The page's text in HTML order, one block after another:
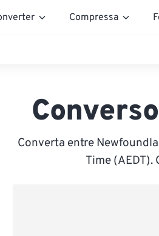
Compressa
Converta entre
Time (AEDT).